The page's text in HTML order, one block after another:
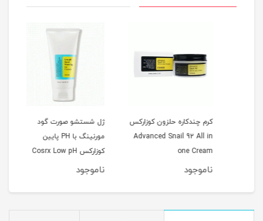
کرم چندکاره حلزون کوزارکس
Advanced Snail 92 All in
one Cream
ناموجود
ژل شستشو صورت گود
مورنینگ با PH پایین
کوزارکس Cosrx Low pH
Good Morning Gel
ناموجود